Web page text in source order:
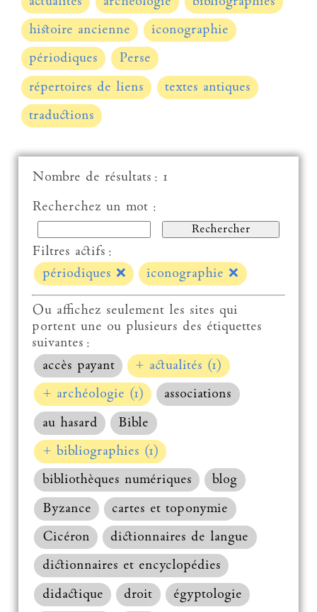
histoire ancienne
iconographie
périodiques
Perse
répertoires de liens
textes antiques
traductions
Nombre de résultats : 1
Recherchez un mot :
Filtres actifs :
périodiques ❌ iconographie❌
Ou affichez seulement les sites qui
portent une ou plusieurs des étiquettes
suivantes :
accès payant
+ actualités (1)
+ archéologie (1)
associations
au hasard
Bible
+ bibliographies (1)
bibliothèques numériques
blog
Byzance
cartes et toponymie
Cicéron
dictionnaires de langue
dictionnaires et encyclopédies
didactique
droit
égyptologie